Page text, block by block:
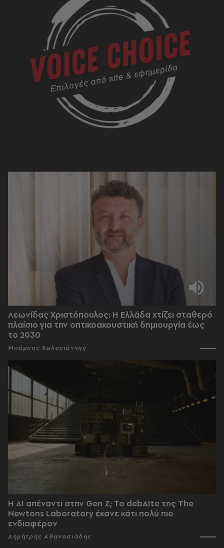
Λεωνίδας Χριστόπουλος: Η Ελλάδα χτίζει σταθερό
πλαίσιο για την οπτικοακουστική δημιουργία έως
το 2030
Μπάμπης Καλογιάννης
Η AI απέναντι στην Gen Z; Το debAIte της The
Newtons Laboratory έκανε κάτι πολύ πιο
ενδιαφέρον
Δημήτρης Αθανασιάδης